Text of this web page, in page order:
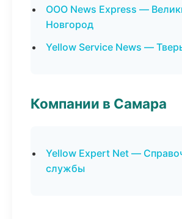
ООО News Express —
Новгород
Yellow Service News —
Компании в Самара
Yellow Expert Net —
службы